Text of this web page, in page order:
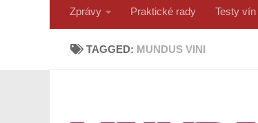
Zprávy Praktické rady Testy vín
TAGGED: MUNDUS VINI